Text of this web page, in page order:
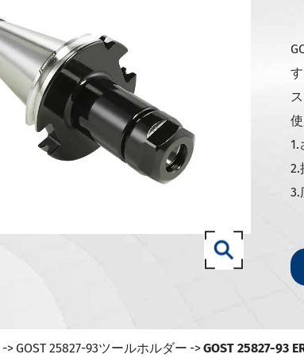
JIS B 6339-BBTツールホルダー
JIS B 6339-NBTツールホルダー
DIN 69871-SKツールホルダー
DIN 69871-ISOツールホルダー
ANSI B5.50 SCAT/CATツールホルダー
DIN 69893 (ISO 12164) HSK-Aツールホルダー
DIN 69893 (ISO 12164) HSK-Fツールホルダー
DIN69893 (ISO12164-1)-HSK-Tツールホルダー
1.
2.
3.
GOST 25827-93ツールホルダー GOST 25827-93